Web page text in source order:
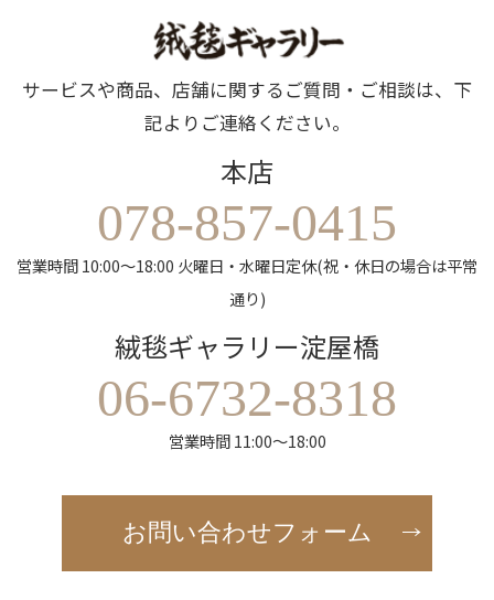
サービスや商品、店舗に関するご質問・ご相談は、下
記よりご連絡ください。
本店
078-857-0415
営業時間 10:00～18:00 火曜日・水曜日定休(祝・休日の場合は平常
通り)
絨毯ギャラリー淀屋橋
06-6732-8318
営業時間 11:00～18:00
お問い合わせフォーム